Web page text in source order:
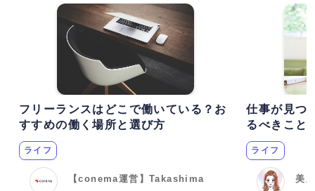
フリーランスはどこで働いている？お
すすめの働く場所と選び方
ライフ
【conema運営】Takashima
仕事が見つ
るべきこと
ライフ
美